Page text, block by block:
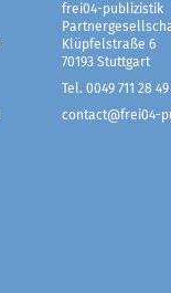
frei04-publizistik
Klüpfelstraße 6
70193 Stuttgart
Tel. 0049 711 28 49
contact@frei04-